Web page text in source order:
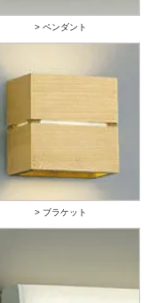
> ペンダント
> ブラケット